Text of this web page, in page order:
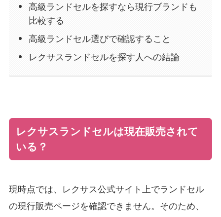
高級ランドセルを探すなら現行ブランドも
比較する
高級ランドセル選びで確認すること
レクサスランドセルを探す人への結論
レクサスランドセルは現在販売されて
いる？
現時点では、レクサス公式サイト上でランドセル
の現行販売ページを確認できません。そのため、